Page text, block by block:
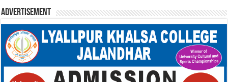
Advertisement